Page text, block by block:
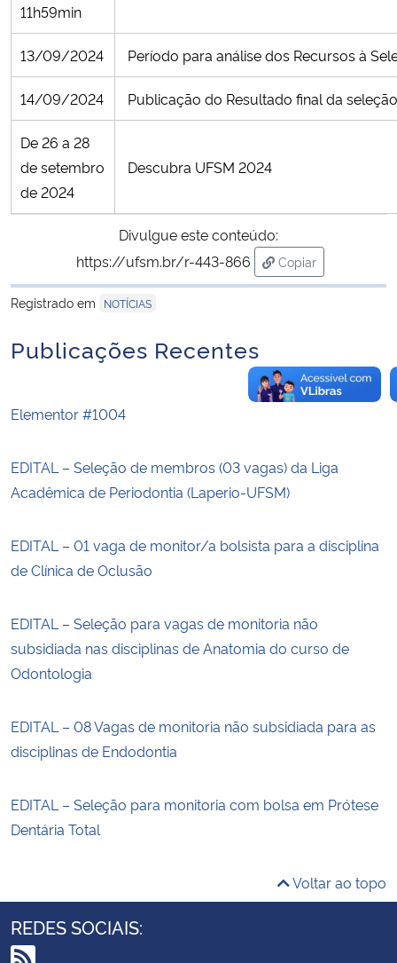
11h59min
13/09/2024 Período para análise dos Recursos à
14/09/2024 Publicação do Resultado final da seleção
De 26 a 28
de setembro
de 2024
Descubra UFSM 2024
Divulgue este conteúdo:
https://ufsm.br/r-443-866
Copiar
para área de
Registrado em
NOTÍCIAS
Publicações Recentes
Elementor #1004
EDITAL – Seleção de membros (03 vagas) da Liga
Acadêmica de Periodontia (Laperio-UFSM)
EDITAL – 01 vaga de monitor/a bolsista para a disciplina
de Clínica de Oclusão
EDITAL – Seleção para vagas de monitoria não
subsidiada nas disciplinas de Anatomia do curso de
Odontologia
EDITAL – 08 Vagas de monitoria não subsidiada para as
disciplinas de Endodontia
EDITAL – Seleção para monitoria com bolsa em Prótese
Dentária Total
Voltar ao topo
REDES SOCIAIS: